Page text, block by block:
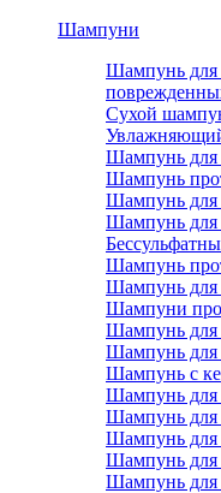
Шампуни
Шампунь для
Сухой
Шампунь для
Шампунь
Шампунь для
Шампунь для
Шампунь
Шампунь для
Шампуни
Шампунь для
Шампунь для
Шампунь с
Шампунь для
Шампунь
Шампунь для
Шампунь для
Шампунь для